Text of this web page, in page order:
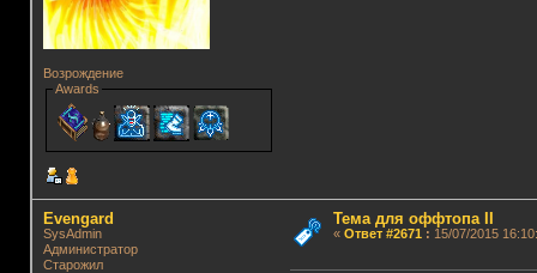
Возрождение
Awards
Evengard
SysAdmin
Администратор
Старожил
Тема для оффтопа II
« Ответ #2671 : 15/07/2015